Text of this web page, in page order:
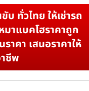
บ ทั่วไทย ให้เช่ารถ
มาแบคโฮราคาถูก
าคา เสนอราคาให้
ชีพ